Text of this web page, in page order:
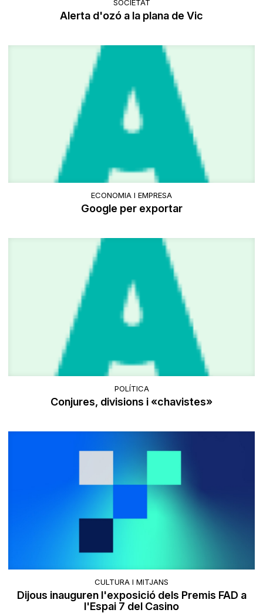
SOCIETAT
Alerta d'ozó a la plana de Vic
ECONOMIA I EMPRESA
Google per exportar
POLÍTICA
Conjures, divisions i «chavistes»
CULTURA I MITJANS
Dijous inauguren l'exposició dels Premis FAD a
l'Espai 7 del Casino